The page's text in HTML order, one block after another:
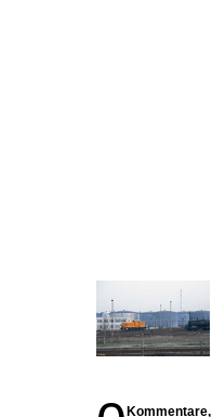
Kommentare,